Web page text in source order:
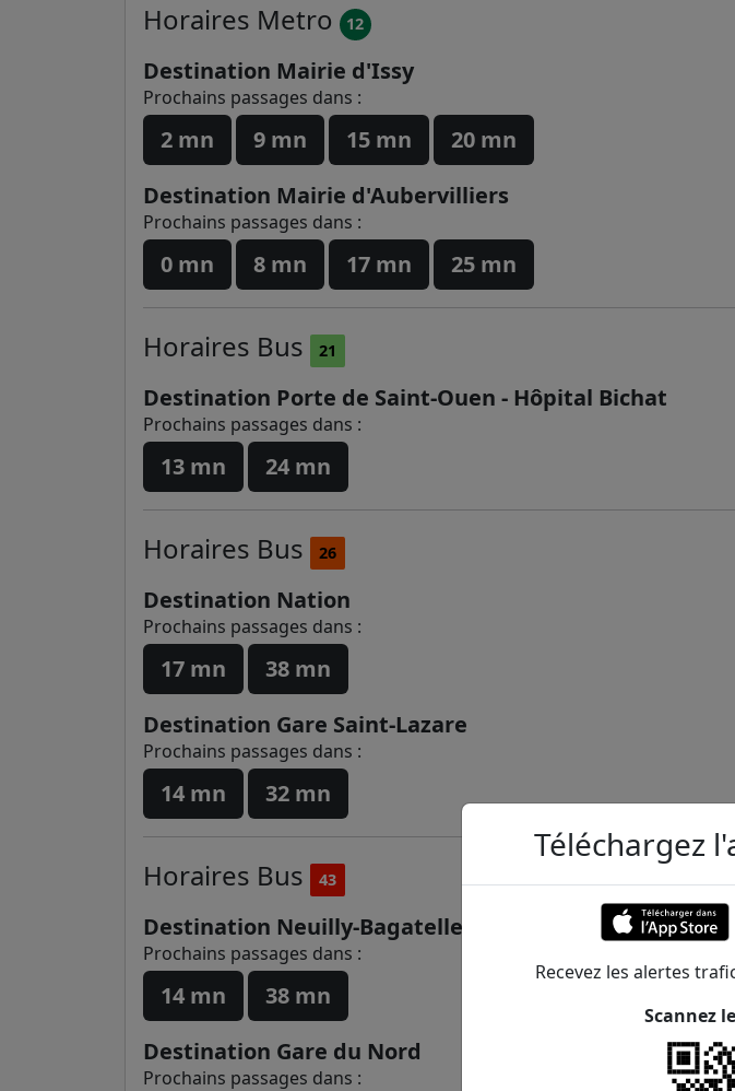
Horaires Metro 12
Destination Mairie d'Issy
Prochains passages dans :
2 mn 9 mn 15 mn
20 mn
Destination Mairie d'Aubervilliers
Prochains passages dans :
0 mn 8 mn 17 mn 25 mn
Horaires Bus 21
Destination Porte de Saint-Ouen - Hôpital Bichat
Prochains passages dans :
13 mn 24 mn
Horaires Bus 26
Destination Nation
Prochains passages dans :
17 mn
38 mn
Destination Gare Saint-Lazare
Prochains passages dans :
14 mn 32 mn
Horaires Bus 43
Destination Neuilly-Bagatelle
Prochains passages dans :
14 mn
38 mn
Destination Gare du Nord
Prochains passages dans :
Téléchargez
Recevez les alertes
Scannez